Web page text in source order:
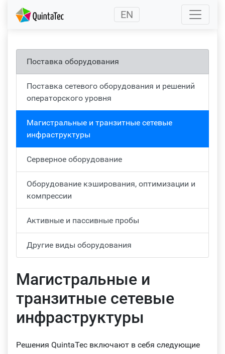
(current) EN
Поставка оборудования
Поставка сетевого оборудования и решений
операторского уровня
Магистральные и транзитные сетевые
инфраструктуры
Серверное оборудование
Оборудование кэширования, оптимизации и
компрессии
Активные и пассивные пробы
Другие виды оборудования
Магистральные и
транзитные сетевые
инфраструктуры
Решения QuintaTec включают в себя следующие